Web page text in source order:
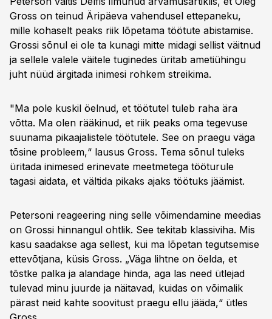
Gross on teinud Äripäeva vahendusel ettepaneku,
mille kohaselt peaks riik lõpetama töötute abistamise.
Grossi sõnul ei ole ta kunagi mitte midagi sellist väitnud
ja sellele valele väitele tuginedes üritab ametiühingu
juht nüüd ärgitada inimesi rohkem streikima.
"Ma pole kuskil öelnud, et töötutel tuleb raha ära
võtta. Ma olen rääkinud, et riik peaks oma tegevuse
suunama pikaajalistele töötutele. See on praegu väga
tõsine probleem,“ lausus Gross. Tema sõnul tuleks
üritada inimesed erinevate meetmetega tööturule
tagasi aidata, et vältida pikaks ajaks töötuks jäämist.
Petersoni reageering ning selle võimendamine meedias
on Grossi hinnangul ohtlik. See tekitab klassiviha. Mis
kasu saadakse aga sellest, kui ma lõpetan tegutsemise
ettevõtjana, küsis Gross. „Väga lihtne on öelda, et
tõstke palka ja alandage hinda, aga las need ütlejad
tulevad minu juurde ja näitavad, kuidas on võimalik
pärast neid kahte soovitust praegu ellu jääda,“ ütles